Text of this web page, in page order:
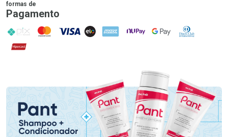
formas de
Pagamento
PIX MasterCard
VISA ELO AMEX NuPay Google PayDiners Club
Hipercard
Promoção em Destaque